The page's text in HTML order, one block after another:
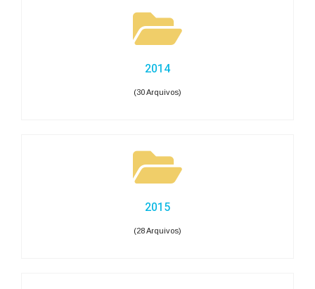
2014
(30 Arquivos)
2015
(28 Arquivos)